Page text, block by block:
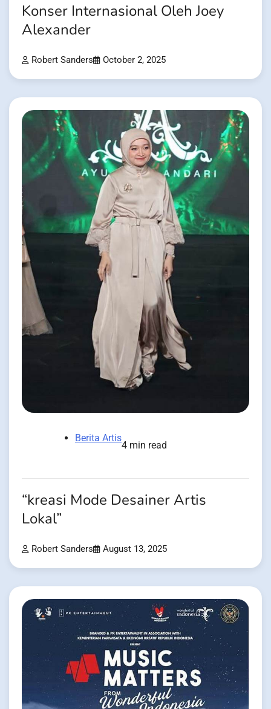
Konser Internasional Oleh Joey
Alexander
Robert Sanders October 2, 2025
Berita Artis
4 min read
“kreasi Mode Desainer Artis
Lokal”
Robert Sanders August 13, 2025